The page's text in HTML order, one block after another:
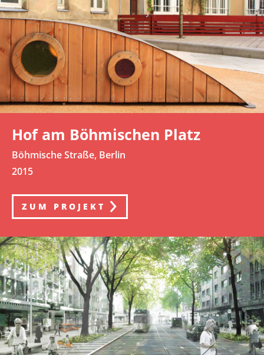
Hof am Böhmischen Platz
Böhmische Straße, Berlin
2015
ZUM PROJEKT